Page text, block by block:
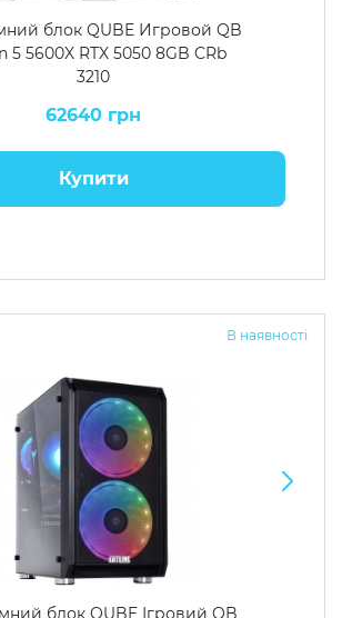
блок QUBE Игровой QB
5 5600X RTX 5050 8GB CRb
3210
62640 грн
Купити
В наявності
блок QUBE Ігровий QB